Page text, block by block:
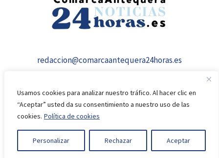
Usamos cookies para analizar nuestro tráfico. Al hacer clic en
“Aceptar” usted da su consentimiento a nuestro uso de las
cookies. Política de cookies
Personalizar Rechazar Aceptar
redaccion@comarcaantequera24horas.es
© 2026 comarcaantequera24horas.es